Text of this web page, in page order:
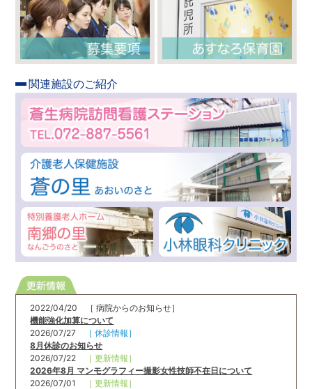
関連施設のご紹介
2022/04/20
［ 病院からのお知らせ］
機能強化加算について
2026/07/27
［ 休診情報］
8月休診のお知らせ
2026/07/22
［ 更新情報］
2026年8月 マンモグラフィー撮影女性技師不在日について
2026/07/01
［ 更新情報］